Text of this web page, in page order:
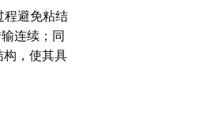
程避免粘结
连续；同
构，使其具